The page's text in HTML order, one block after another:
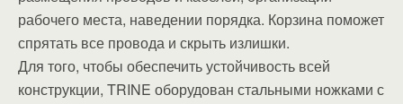
рабочего места, наведении порядка. Корзина поможет
спрятать все провода и скрыть излишки.
Для того, чтобы обеспечить устойчивость всей
конструкции, TRINE оборудован стальными ножками с